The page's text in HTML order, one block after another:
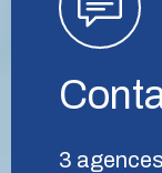
3